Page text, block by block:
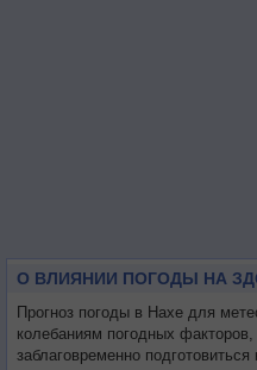
О ВЛИЯНИИ ПОГОДЫ НА
Прогноз погоды в Нахе для
колебаниям погодных
заблаговременно